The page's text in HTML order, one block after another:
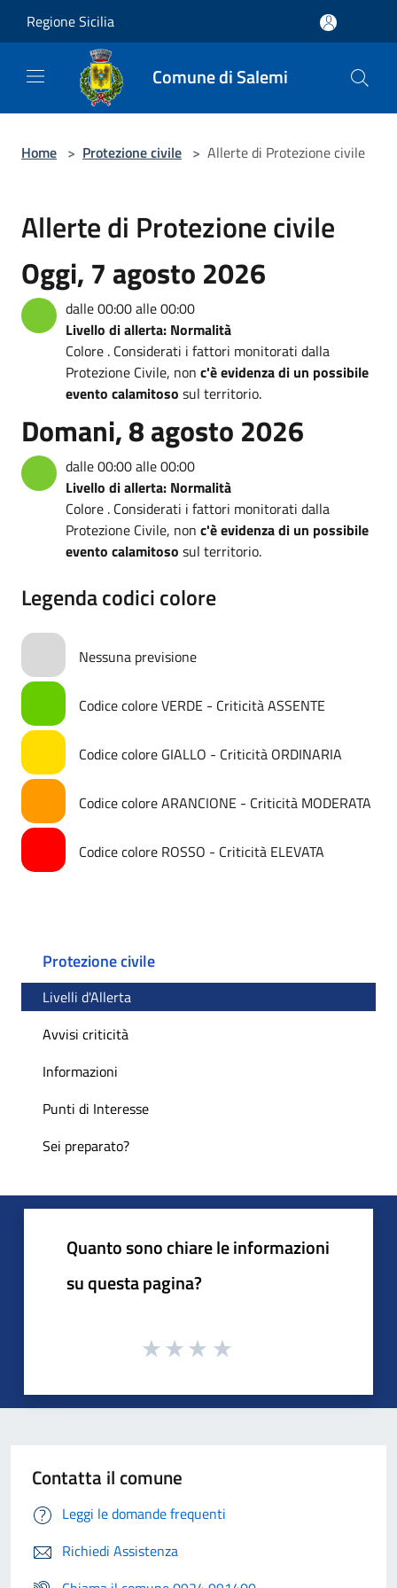
Regione Sicilia
Comune di Salemi
Home > Protezione civile > Allerte di Protezione civile
Allerte di Protezione civile
Oggi, 7 agosto 2026
dalle 00:00 alle 00:00
Livello di allerta: Normalità
Colore . Considerati i fattori monitorati dalla
Protezione Civile, non c'è evidenza di un possibile
evento calamitoso sul territorio.
Domani, 8 agosto 2026
dalle 00:00 alle 00:00
Livello di allerta: Normalità
Colore . Considerati i fattori monitorati dalla
Protezione Civile, non c'è evidenza di un possibile
evento calamitoso sul territorio.
Legenda codici colore
Nessuna previsione
Codice colore VERDE - Criticità ASSENTE
Codice colore GIALLO - Criticità ORDINARIA
Codice colore ARANCIONE - Criticità MODERATA
Codice colore ROSSO - Criticità ELEVATA
Protezione civile
Livelli d'Allerta
Avvisi criticità
Informazioni
Punti di Interesse
Sei preparato?
Quanto sono chiare le informazioni
su questa pagina?
Contatta il comune
Leggi le domande frequenti
Richiedi Assistenza